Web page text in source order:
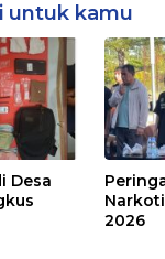
untuk kamu
Desa
2026